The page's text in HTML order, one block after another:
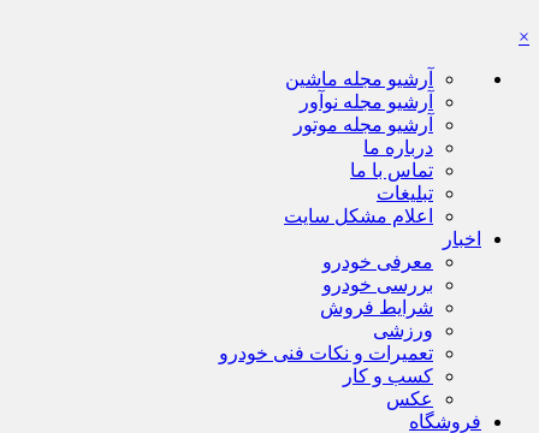
×
آرشیو مجله ماشین
آرشیو مجله نوآور
آرشیو مجله موتور
درباره ما
تماس با ما
تبلیغات
اعلام مشکل سایت
اخبار
معرفی خودرو
بررسی خودرو
شرایط فروش
ورزشی
تعمیرات و نکات فنی خودرو
کسب و کار
عکس
فروشگاه